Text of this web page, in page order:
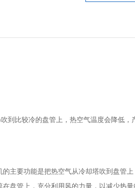
到比较冷的盘管上，热空气温度会降低
主要功能是把热空气从冷却塔吹到盘管
盘管上，充分利用风的力量，以减少热